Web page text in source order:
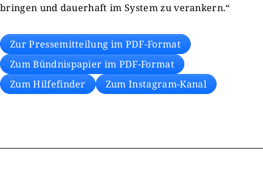
bringen und dauerhaft im System zu verankern.“
Zur Pressemitteilung im PDF-Format
Zum Bündnispapier im PDF-Format
Zum Hilfefinder
Zum Instagram-Kanal